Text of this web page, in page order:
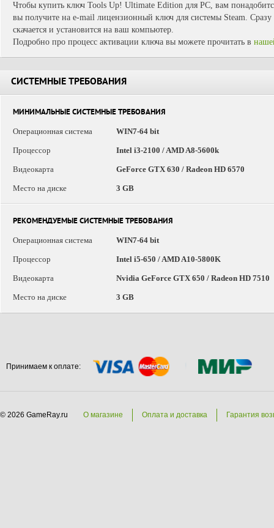
Чтобы купить ключ Tools Up! Ultimate Edition для PC, вам
вы получите на e-mail лицензионный ключ для системы Steam. Сразу
скачается и установится на ваш компьютер.
Подробно про процесс активации ключа вы можете прочитать в
СИСТЕМНЫЕ ТРЕБОВАНИЯ
МИНИМАЛЬНЫЕ СИСТЕМНЫЕ ТРЕБОВАНИЯ
Операционная система
WIN7-64 bit
Процессор Intel i3-2100 / AMD A8-5600k
Видеокарта GeForce GTX 630 / Radeon HD 6570
Место на диске 3 GB
РЕКОМЕНДУЕМЫЕ СИСТЕМНЫЕ ТРЕБОВАНИЯ
Операционная система
WIN7-64 bit
Процессор Intel i5-650 / AMD A10-5800K
Видеокарта Nvidia GeForce GTX 650 / Radeon HD 7510
Место на диске 3 GB
Принимаем к оплате:
© 2026 GameRay.ru О магазине Оплата и доставка Гарантия